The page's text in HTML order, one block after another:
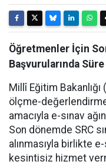
Öğretmenler İçin
Başvurularında
Millî Eğitim
ölçme-
amacıyla e-sınav
Son dönemde SRC
alınmasıyla birlikte
kesintisiz hizmet